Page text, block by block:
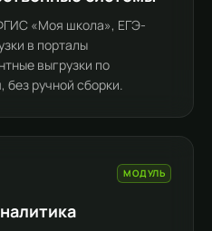
«Моя школа», ЕГЭ-
в порталы
выгрузки по
ручной сборки.
МОДУЛЬ